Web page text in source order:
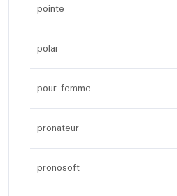
pointe
polar
pour femme
pronateur
pronosoft